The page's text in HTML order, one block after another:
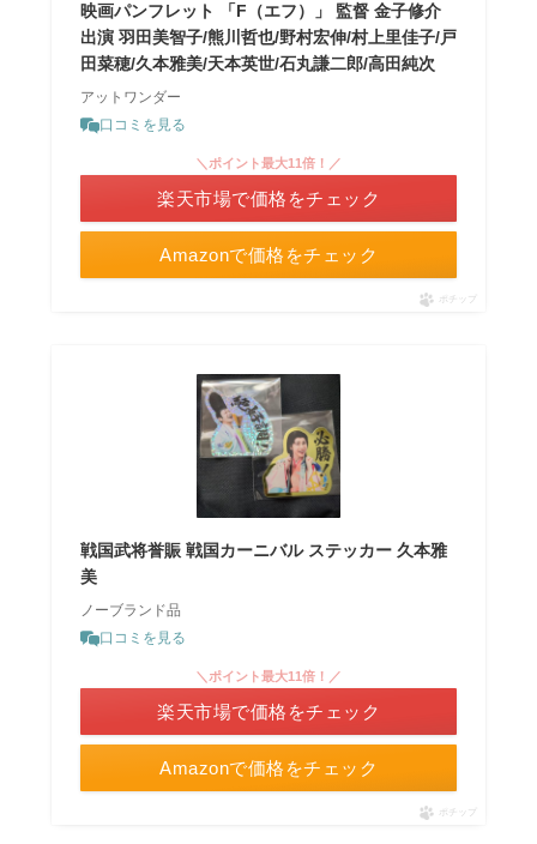
映画パンフレット 「F（エフ）」 監督 金子修介
出演 羽田美智子/熊川哲也/野村宏伸/村上里佳子/戸
田菜穂/久本雅美/天本英世/石丸謙二郎/高田純次
アットワンダー
口コミを見る
Amazonで価格をチェック
＼ポイント最大11倍！／
楽天市場で価格をチェック
ポチップ
戦国武将誉賑 戦国カーニバル ステッカー 久本雅
美
ノーブランド品
口コミを見る
Amazonで価格をチェック
＼ポイント最大11倍！／
楽天市場で価格をチェック
ポチップ